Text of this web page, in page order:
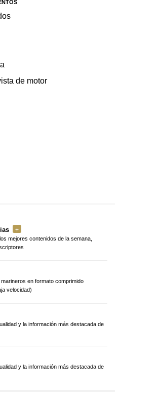
de motor
mejores contenidos de la semana,
marineros en formato comprimido
velocidad)
y la información más destacada de
y la información más destacada de